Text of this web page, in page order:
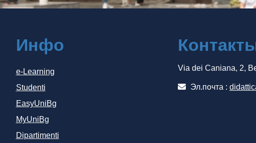
Инфо
e-Learning
Studenti
EasyUniBg
MyUniBg
Dipartimenti
Via dei Caniana, 2,
Эл.почта :